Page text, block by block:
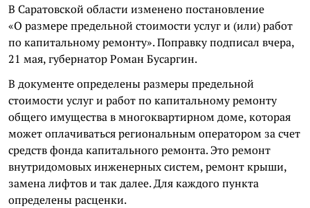
В Саратовской области изменено постановление
«О размере предельной стоимости услуг и (или) работ
по капитальному ремонту». Поправку подписал вчера,
21 мая, губернатор Роман Бусаргин.
В документе определены размеры предельной
стоимости услуг и работ по капитальному ремонту
общего имущества в многоквартирном доме, которая
может оплачиваться региональным оператором за счет
средств фонда капитального ремонта. Это ремонт
внутридомовых инженерных систем, ремонт крыши,
замена лифтов и так далее. Для каждого пункта
определены расценки.